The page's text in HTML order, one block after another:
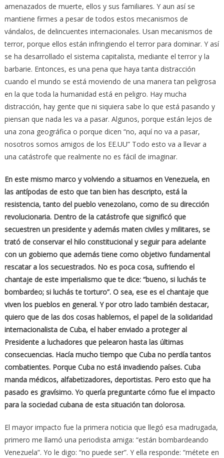
amenazados de muerte, ellos y sus familiares. Y aun así se
mantiene firmes a pesar de todos estos mecanismos de
vándalos, de delincuentes internacionales. Usan mecanismos de
terror, porque ellos están infringiendo el terror para dominar. Y así
se ha desarrollado el sistema capitalista, mediante el terror y la
barbarie. Entonces, es una pena que haya tanta distracción
cuando el mundo se está moviendo de una manera tan peligrosa
en la que toda la humanidad está en peligro. Hay mucha
distracción, hay gente que ni siquiera sabe lo que está pasando y
piensan que nada les va a pasar. Algunos, porque están lejos de
una zona geográfica o porque dicen “no, aquí no va a pasar,
nosotros somos amigos de los EE.UU” Todo esto va a llevar a
una catástrofe que realmente no es fácil de imaginar.
En este mismo marco y volviendo a situarnos en Venezuela, en
las antípodas de esto que tan bien has descripto, está la
resistencia, tanto del pueblo venezolano, como de su dirección
revolucionaria. Dentro de la catástrofe que significó que
secuestren un presidente y además maten civiles y militares, se
trató de conservar el hilo constitucional y seguir para adelante
con un gobierno que además tiene como objetivo fundamental
rescatar a los secuestrados. No es poca cosa, sufriendo el
chantaje de este imperialismo que te dice: “bueno, si luchás te
bombardeo; si luchás te torturo”. O sea, ese es el chantaje que
viven los pueblos en general. Y por otro lado también destacar,
quiero que de las dos cosas hablemos, el papel de la solidaridad
internacionalista de Cuba, el haber enviado a proteger al
Presidente a luchadores que pelearon hasta las últimas
consecuencias. Hacía mucho tiempo que Cuba no perdía tantos
combatientes. Porque Cuba no está invadiendo países. Cuba
manda médicos, alfabetizadores, deportistas. Pero esto que ha
pasado es gravísimo. Yo quería preguntarte cómo fue el impacto
para la sociedad cubana de esta situación tan dolorosa.
El mayor impacto fue la primera noticia que llegó esa madrugada,
primero me llamó una periodista amiga: “están bombardeando
Venezuela”. Yo le digo: “no puede ser”. Y ella responde: “métete en